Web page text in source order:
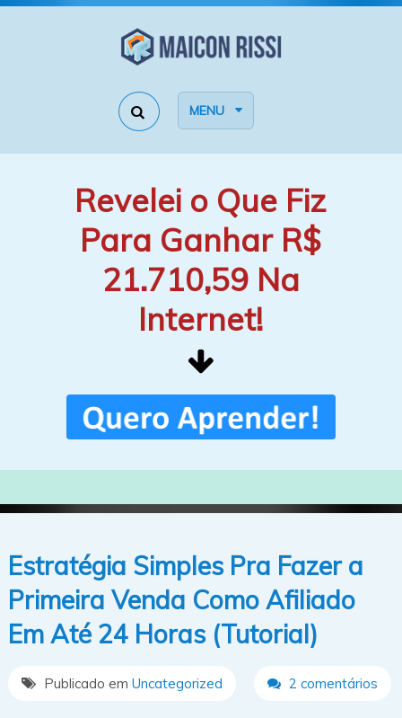
MENU
Revelei o Que Fiz
Para Ganhar R$
21.710,59 Na
Internet!
Estratégia Simples Pra Fazer a
Primeira Venda Como Afiliado
Em Até 24 Horas (Tutorial)
Publicado em Uncategorized 2 comentários